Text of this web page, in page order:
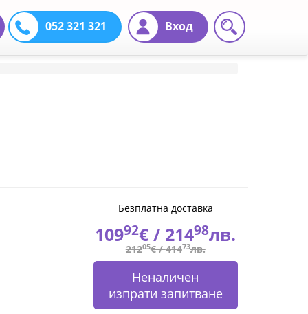
Вход
052 321 321
Безплатна доставка
10992€ / 21498лв.
21205€ /41473лв.
Неналичен
изпрати запитване